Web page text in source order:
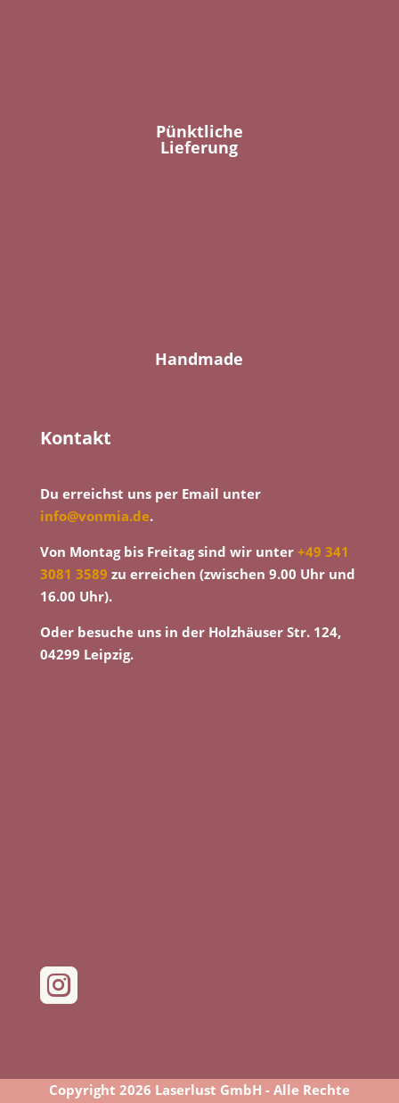
Pünktliche
Lieferung
Handmade
Kontakt
Du erreichst uns per Email unter
info@vonmia.de.
Von Montag bis Freitag sind wir unter +49 341
3081 3589 zu erreichen (zwischen 9.00 Uhr und
16.00 Uhr).
Oder besuche uns in der Holzhäuser Str. 124,
04299 Leipzig.

Copyright 2026 Laserlust GmbH - Alle Rechte